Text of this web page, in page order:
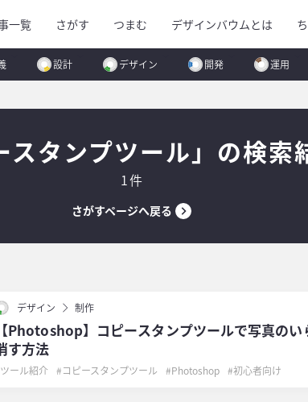
一覧 さがす つまむ デザインバウムとは
設計 デザイン 開発 運用
スタンプツール」の検索
1件
さがすページへ戻る
デザイン 制作
【Photoshop】コピースタンプツールで写真の
す方法
ツール紹介 コピースタンプツール Photoshop 初心者向け